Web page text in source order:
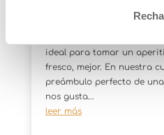
El verano, con su imagen
ideal para tomar un
fresco, mejor. En nuestra
preámbulo perfecto de una
nos gusta...
leer más